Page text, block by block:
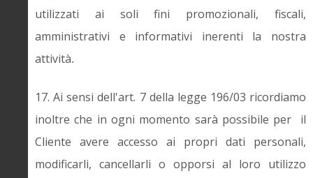
utilizzati ai soli fini promozionali, fiscali,
amministrativi e informativi inerenti la nostra
attività.
17. Ai sensi dell'art. 7 della legge 196/03 ricordiamo
inoltre che in ogni momento sarà possibile per il
Cliente avere accesso ai propri dati personali,
modificarli, cancellarli o opporsi al loro utilizzo